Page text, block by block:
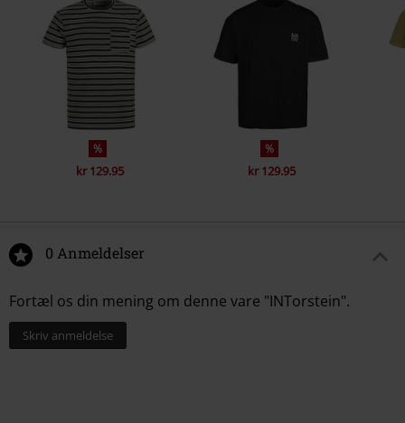
%
kr 129.95
%
kr 129.95
0 Anmeldelser
Fortæl os din mening om denne vare "INTorstein".
Skriv anmeldelse